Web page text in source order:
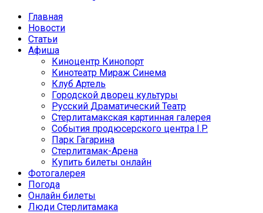
Главная
Новости
Статьи
Афиша
Киноцентр Кинопорт
Кинотеатр Мираж Синема
Клуб Артель
Городской дворец культуры
Русский Драматический Театр
Стерлитамакская картинная галерея
События продюсерского центра I.P.
Парк Гагарина
Стерлитамак-Арена
Купить билеты онлайн
Фотогалерея
Погода
Онлайн билеты
Люди Стерлитамака